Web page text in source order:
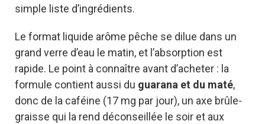
simple liste d’ingrédients.
Le format liquide arôme pêche se dilue dans un
grand verre d’eau le matin, et l’absorption est
rapide. Le point à connaître avant d’acheter : la
formule contient aussi du guarana et du maté,
donc de la caféine (17 mg par jour), un axe brûle-
graisse qui la rend déconseillée le soir et aux